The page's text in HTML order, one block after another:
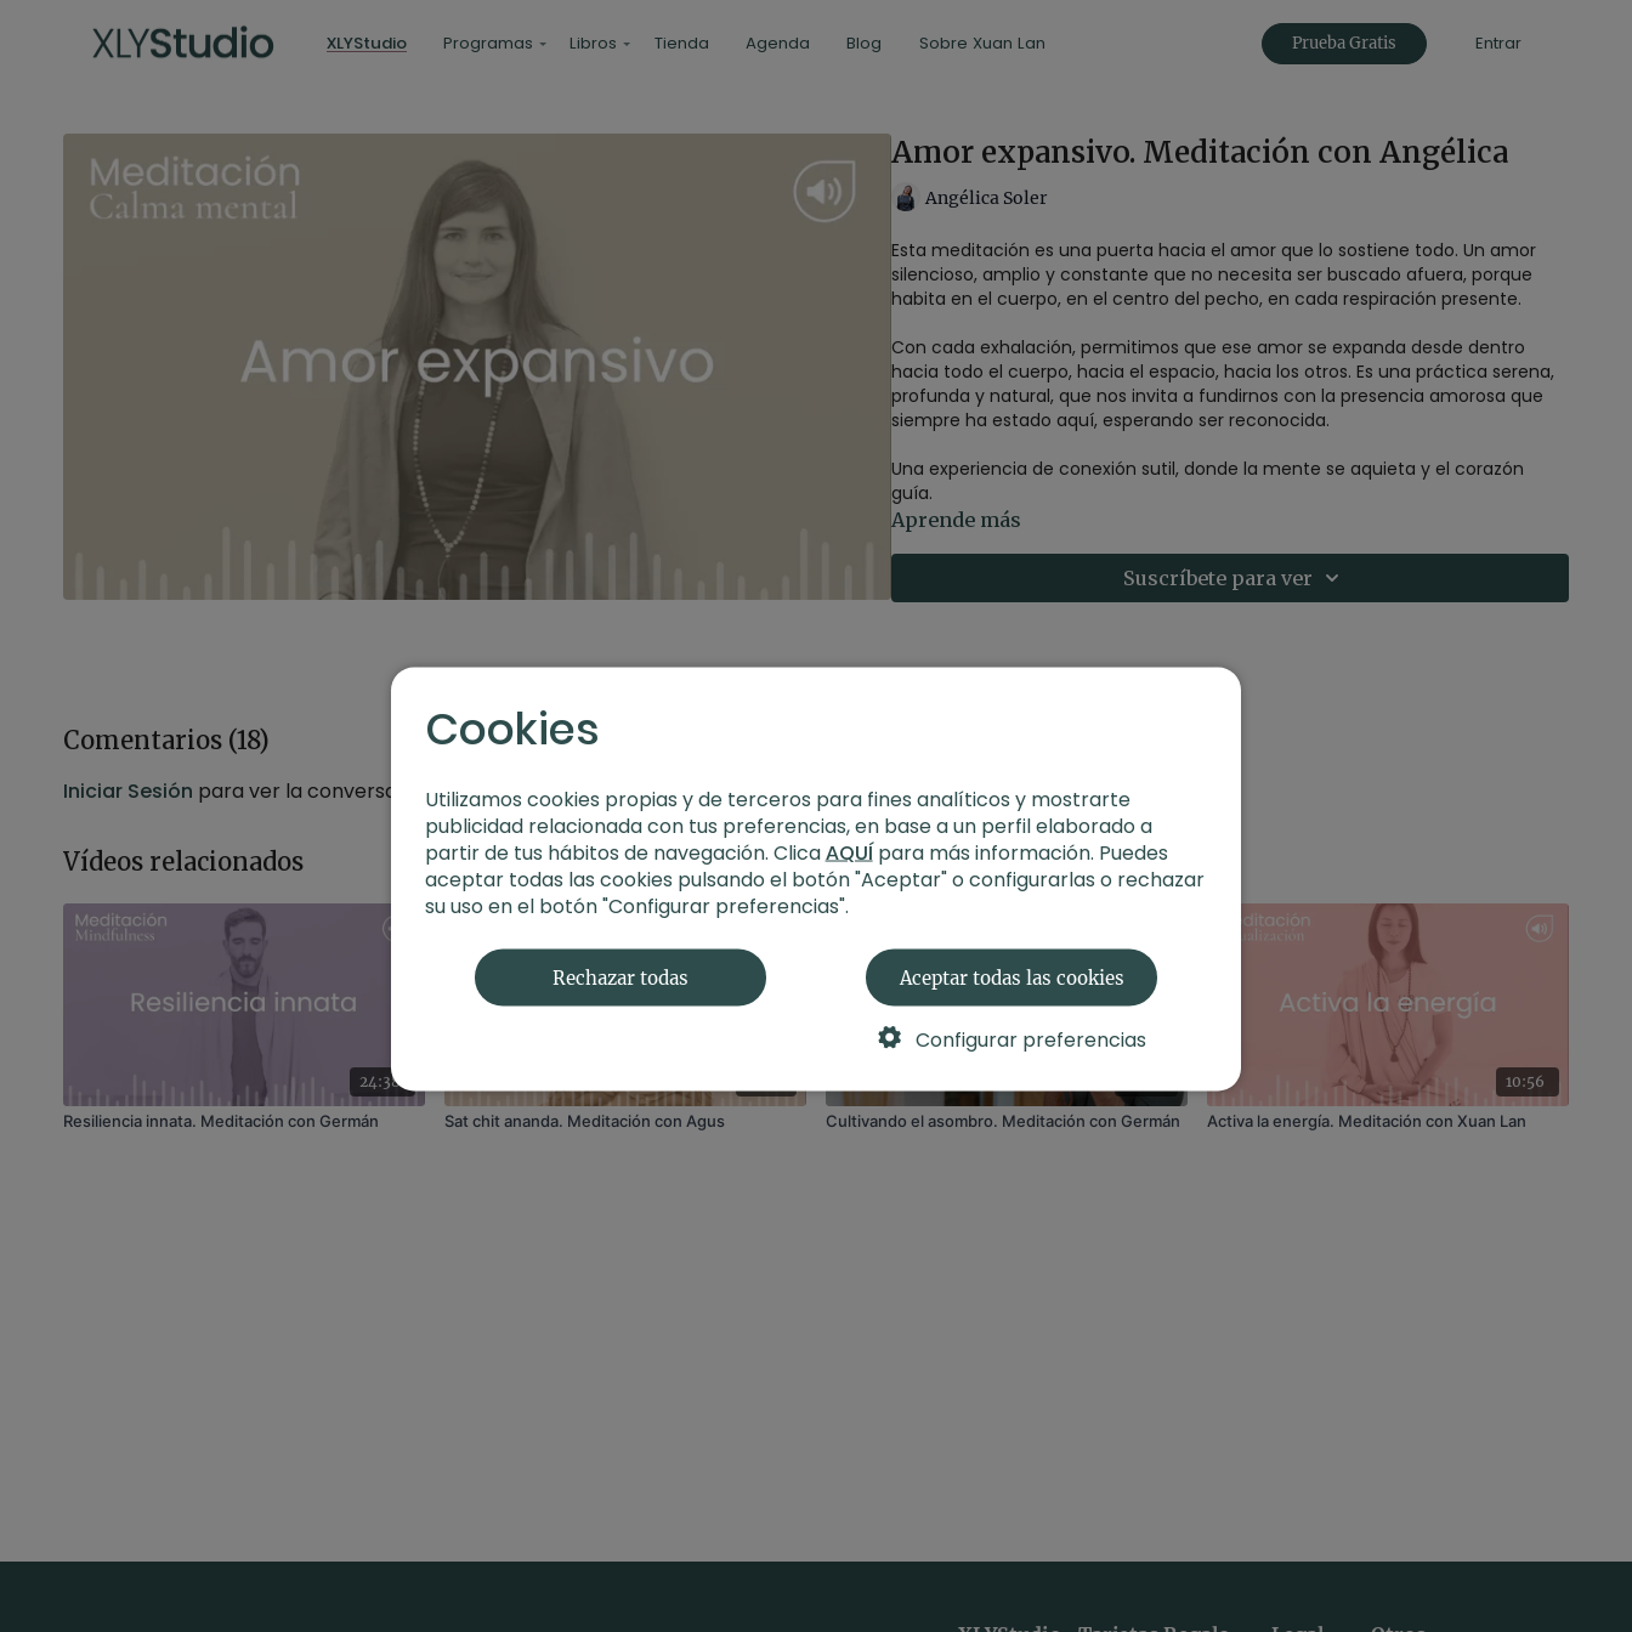
XLYStudio Programas Libros Tienda Agenda Blog Sobre Xuan Lan Prueba Gratis Entrar
Amor expansivo. Meditación con Angélica
Angélica Soler
Esta meditación es una puerta hacia el amor que lo sostiene todo. Un amor
silencioso, amplio y constante que no necesita ser buscado afuera, porque
habita en el cuerpo, en el centro del pecho, en cada respiración presente.
Con cada exhalación, permitimos que ese amor se expanda desde dentro
hacia todo el cuerpo, hacia el espacio, hacia los otros. Es una práctica serena,
profunda y natural, que nos invita a fundirnos con la presencia amorosa que
siempre ha estado aquí, esperando ser reconocida.
Una experiencia de conexión sutil, donde la mente se aquieta y el corazón
guía.
Aprende más
Suscríbete para ver
Comentarios (18)
Iniciar Sesión para ver la conversación
Vídeos relacionados
24:38
Resiliencia innata. Meditación con Germán Sat chit ananda. Meditación con Agus Cultivando el asombro. Meditación con Germán
10:56
Activa la energía. Meditación con Xuan Lan
Cookies
Utilizamos cookies propias y de terceros para fines analíticos y mostrarte
publicidad relacionada con tus preferencias, en base a un perfil elaborado a
partir de tus hábitos de navegación. ClicaAQUÍpara más información. Puedes
aceptar todas las cookies pulsando el botón "Aceptar" o configurarlas o rechazar
su uso en el botón "Configurar preferencias".
Rechazar todas Aceptar todas las cookies
Configurar preferencias